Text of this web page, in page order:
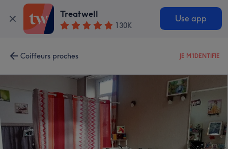
Treatwell
130K
Use app
Coiffeurs proches JE M'IDENTIFIE